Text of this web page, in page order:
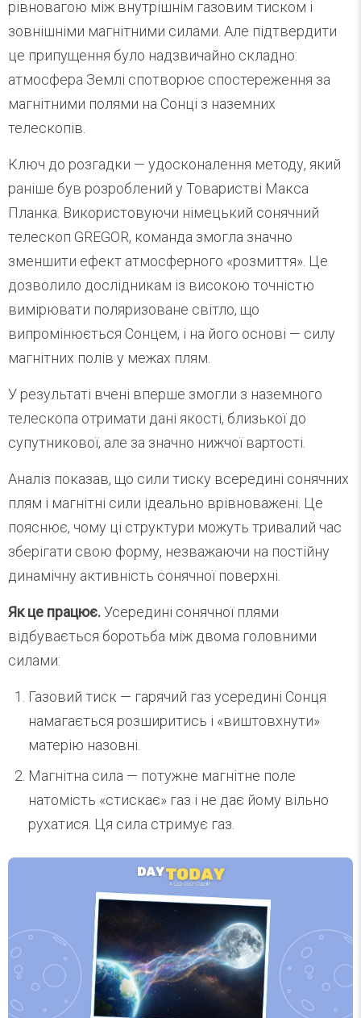
рівновагою між внутрішнім газовим тиском і
зовнішніми магнітними силами. Але підтвердити
це припущення було надзвичайно складно:
атмосфера Землі спотворює спостереження за
магнітними полями на Сонці з наземних
телескопів.
Ключ до розгадки — удосконалення методу, який
раніше був розроблений у Товаристві Макса
Планка. Використовуючи німецький сонячний
телескоп GREGOR, команда змогла значно
зменшити ефект атмосферного «розмиття». Це
дозволило дослідникам із високою точністю
вимірювати поляризоване світло, що
випромінюється Сонцем, і на його основі — силу
магнітних полів у межах плям.
У результаті вчені вперше змогли з наземного
телескопа отримати дані якості, близької до
супутникової, але за значно нижчої вартості.
Аналіз показав, що сили тиску всередині сонячних
плям і магнітні сили ідеально врівноважені. Це
пояснює, чому ці структури можуть тривалий час
зберігати свою форму, незважаючи на постійну
динамічну активність сонячної поверхні.
Як це працює.Усередині сонячної плями
відбувається боротьба між двома головними
силами:
Газовий тиск — гарячий газ усередині Сонця
намагається розширитись і «виштовхнути»
матерію назовні.
Магнітна сила — потужне магнітне поле
натомість «стискає» газ і не дає йому вільно
рухатися. Ця сила стримує газ.